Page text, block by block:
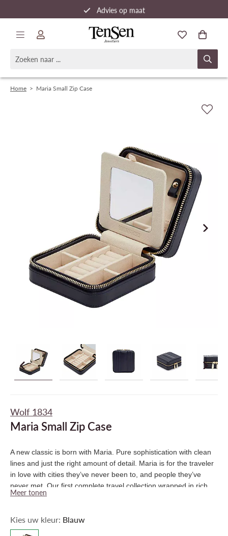
Advies op maat
Snelle verzending
Home > Maria Small Zip Case
Wolf 1834
Maria Small Zip Case
A new classic is born with Maria. Pure sophistication with clean
lines and just the right amount of detail. Maria is for the traveler
in love with cities they’ve never been to, and people they’ve
never met. Our first complete travel collection wrapped in rich
smooth leathers and stunning gold accents. Take Maria
creating a travel style that’s just for you – business, leisure, and
everything in between.
Meer tonen
Kies uw kleur: Blauw